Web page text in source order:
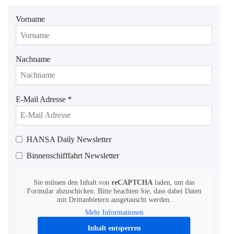
Vorname
Nachname
E-Mail Adresse *
HANSA Daily Newsletter
Binnenschifffahrt Newsletter
Sie müssen den Inhalt von reCAPTCHA laden, um das
Formular abzuschicken. Bitte beachten Sie, dass dabei Daten
mit Drittanbietern ausgetauscht werden.
Mehr Informationen
Inhalt entsperren